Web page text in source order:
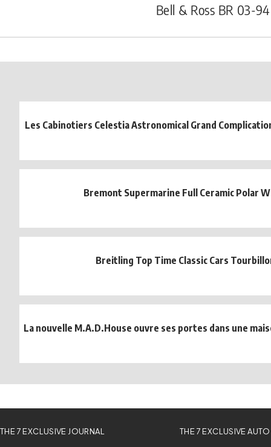
Bell & Ross BR 03-
Les Cabinotiers Celestia Astronomical Grand
Bremont Supermarine Full Ceramic Polar
Breitling Top Time Classic Cars
La nouvelle M.A.D.House ouvre ses portes dans une
THE 7 EXCLUSIVE JOURNAL THE 7 EXCLUSIVE AUTO